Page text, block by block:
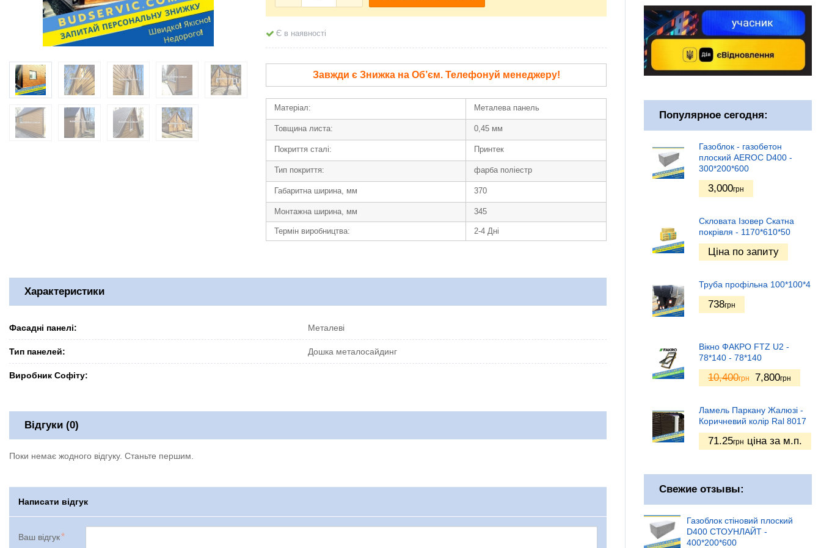
Є в наявності
Завжди є Знижка на Об’єм. Телефонуй менеджеру!
Матеріал: Металева панель
Товщина листа: 0,45 мм
Покриття сталі: Принтек
Тип покриття: фарба поліестр
Габаритна ширина, мм 370
Монтажна ширина, мм 345
Термін виробництва: 2-4 Дні
Характеристики
Фасадні панелі: Металеві
Тип панелей: Дошка металосайдинг
Виробник Софіту:
Відгуки (0)
Поки немає жодного відгуку. Станьте першим.
Написати відгук
Ваш відгук
Популярное сегодня:
Газоблок - газобетон
плоский AEROC D400 -
300*200*600
3,000грн
Скловата Ізовер Скатна
покрівля - 1170*610*50
Ціна по запиту
Труба профільна 100*100*4
738грн
Вікно ФАКРО FTZ U2 -
78*140 - 78*140
10,400грн 7,800грн
Ламель Паркану Жалюзі -
Коричневий колір Ral 8017
71.25грн ціна за м.п.
Свежие отзывы:
Газоблок стіновий плоский
D400 СТОУНЛАЙТ -
400*200*600